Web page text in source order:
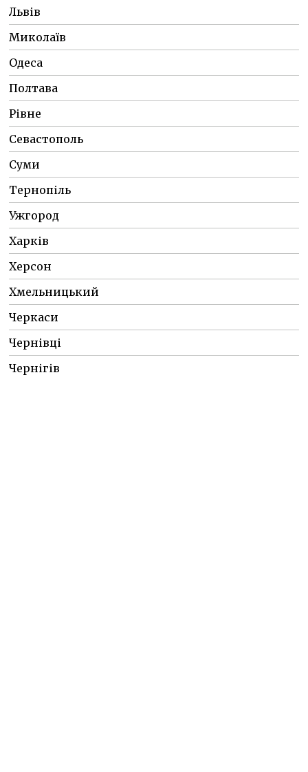
Львів
Миколаїв
Одеса
Полтава
Рівне
Севастополь
Суми
Тернопіль
Ужгород
Харків
Херсон
Хмельницький
Черкаси
Чернівці
Чернігів